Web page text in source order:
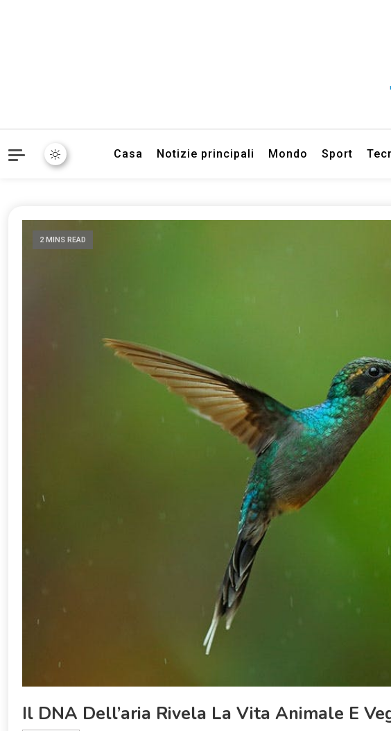
Casa Notizie principali Mondo Sport
2 MINS READ
Il DNA Dell’aria Rivela La Vita Animale E